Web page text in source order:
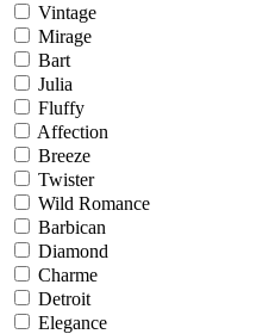
Vintage
Mirage
Bart
Julia
Fluffy
Affection
Breeze
Twister
Wild Romance
Barbican
Diamond
Charme
Detroit
Elegance